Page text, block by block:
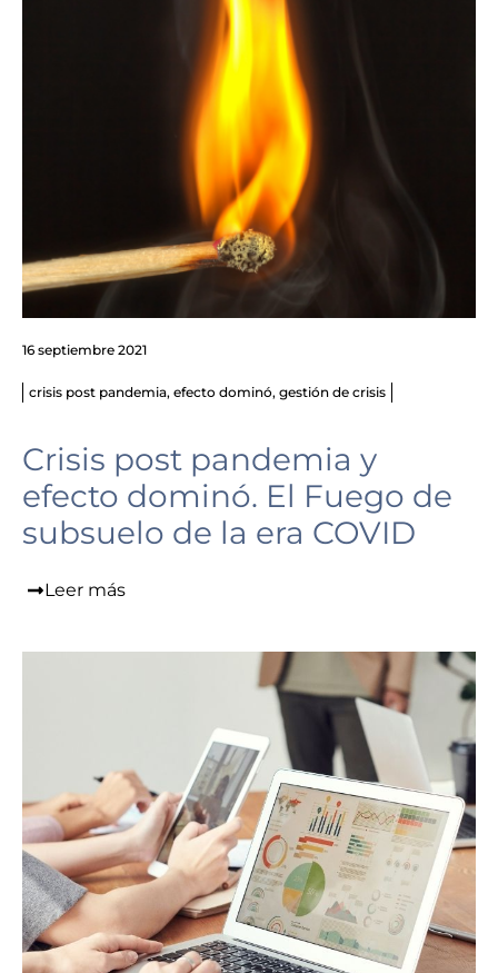
16 septiembre 2021
crisis post pandemia, efecto dominó, gestión de crisis
Crisis post pandemia y
efecto dominó. El Fuego de
subsuelo de la era COVID
Leer más